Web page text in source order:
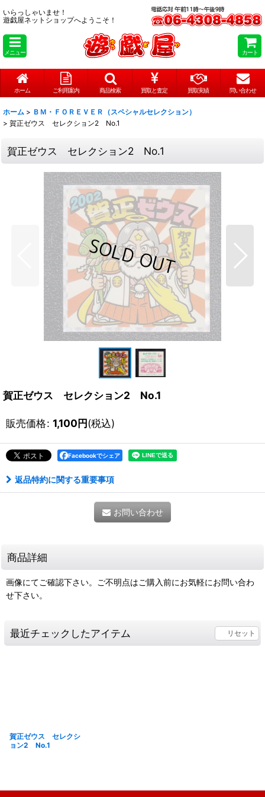
いらっしゃいませ！
遊戯屋ネットショップへようこそ！
メニュー カート
ホーム ご利用案内 商品検索 買取と査定 買取実績 問い合わせ
ホーム > ＢＭ・ＦＯＲＥＶＥＲ（スペシャルセレクション）
> 賀正ゼウス セレクション2 No.1
賀正ゼウス セレクション2 No.1
賀正ゼウス セレクション2 No.1
販売価格: 1,100円(税込)
Facebookでシェア
返品特約に関する重要事項
お問い合わせ
商品詳細
画像にてご確認下さい。ご不明点はご購入前にお気軽にお問い合わ
せ下さい。
最近チェックしたアイテム リセット
賀正ゼウス セレクシ
ョン2 No.1